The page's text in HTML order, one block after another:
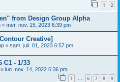
1 2
from Design Group Alpha
« mer. nov. 15, 2023 6:39 pm
Creative]
« sam. juil. 01, 2023 6:57 pm
C1 - 1/33
« lun. nov. 14, 2022 6:36 pm
1 … 6 7 8 9